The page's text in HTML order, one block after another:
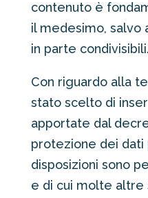
contenuto è
il medesimo, salvo
in parte condivisibili.
Con riguardo alla
stato scelto di
apportate dal
protezione dei dati
disposizioni sono
e di cui molte altre